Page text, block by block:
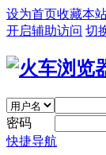
设为首页收藏本
开启辅助访问 切
密码
快捷导航